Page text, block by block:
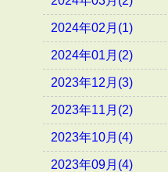
2024年02月(1)
2024年01月(2)
2023年12月(3)
2023年11月(2)
2023年10月(4)
2023年09月(4)